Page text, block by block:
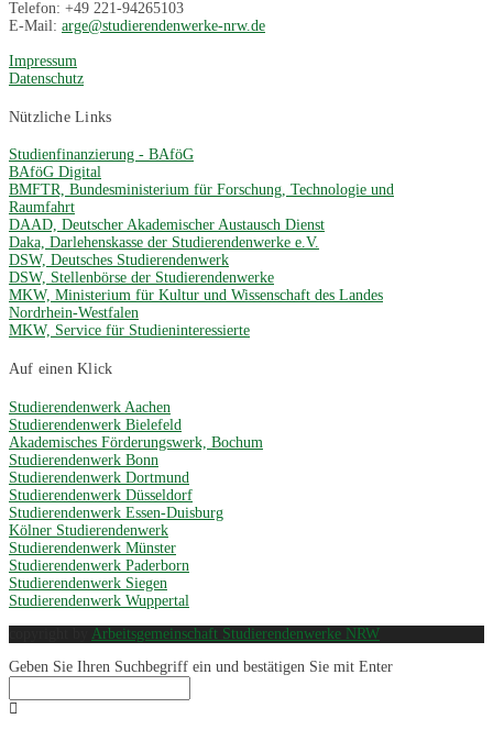
Telefon: +49 221-94265103
E-Mail: arge@studierendenwerke-nrw.de
Impressum
Datenschutz
Nützliche Links
Studienfinanzierung - BAföG
BAföG Digital
BMFTR, Bundesministerium für Forschung, Technologie und
Raumfahrt
DAAD, Deutscher Akademischer Austausch Dienst
Daka, Darlehenskasse der Studierendenwerke e.V.
DSW, Deutsches Studierendenwerk
DSW, Stellenbörse der Studierendenwerke
MKW, Ministerium für Kultur und Wissenschaft des Landes
Nordrhein-Westfalen
MKW, Service für Studieninteressierte
Auf einen Klick
Studierendenwerk Aachen
Studierendenwerk Bielefeld
Akademisches Förderungswerk, Bochum
Studierendenwerk Bonn
Studierendenwerk Dortmund
Studierendenwerk Düsseldorf
Studierendenwerk Essen-Duisburg
Kölner Studierendenwerk
Studierendenwerk Münster
Studierendenwerk Paderborn
Studierendenwerk Siegen
Studierendenwerk Wuppertal
Arbeitsgemeinschaft Studierendenwerke NRW
Geben Sie Ihren Suchbegriff ein und bestätigen Sie mit Enter